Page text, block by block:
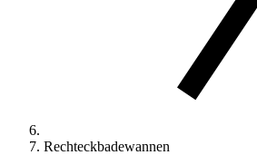
Rechteckbadewannen